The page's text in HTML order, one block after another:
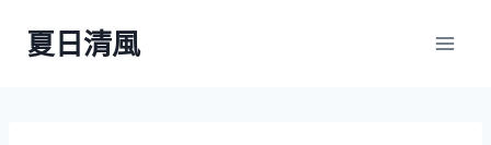
夏日清風